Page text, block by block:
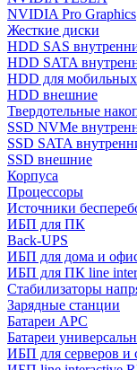
NVIDIA Pro Graphics
Жесткие диски
HDD SAS
HDD SATA
HDD для мобильных
HDD внешние
Твердотельные
SSD NVMe
SSD SATA
SSD внешние
Корпуса
Процессоры
Источники
ИБП для ПК
Back-UPS
ИБП для дома и
ИБП для ПК linе
Стабилизаторы
Зарядные станции
Батареи APC
Батареи
ИБП для серверов и